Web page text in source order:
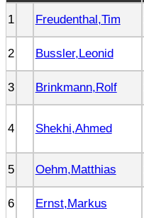
1 Freudenthal,Tim
2 Bussler,Leonid
3 Brinkmann,Rolf
4 Shekhi,Ahmed
5 Oehm,Matthias
6 Ernst,Markus